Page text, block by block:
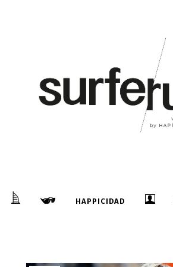
HAPPICIDAD
¿KELLY SLATER SIGUE